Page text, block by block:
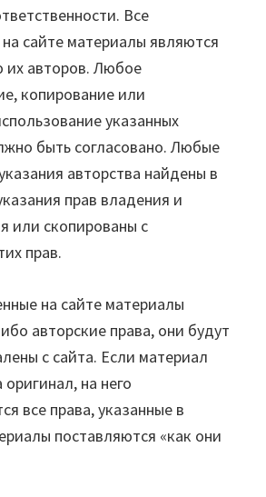
Все
сайте материалы являются
их авторов. Любое
копирование или
указанных
быть согласовано. Любые
авторства найдены в
прав владения и
или скопированы с
прав.
на сайте материалы
авторские права, они будут
с сайта. Если материал
на него
все права, указанные в
поставляются «как они